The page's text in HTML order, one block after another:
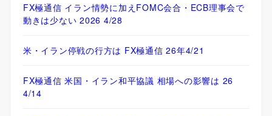
FX極通信 イラン情勢に加えFOMC会合・ECB理事会で
動きは少ない 2026 4/28
米・イラン停戦の行方は FX極通信 26年4/21
FX極通信 米国・イラン和平協議 相場への影響は 26
4/14